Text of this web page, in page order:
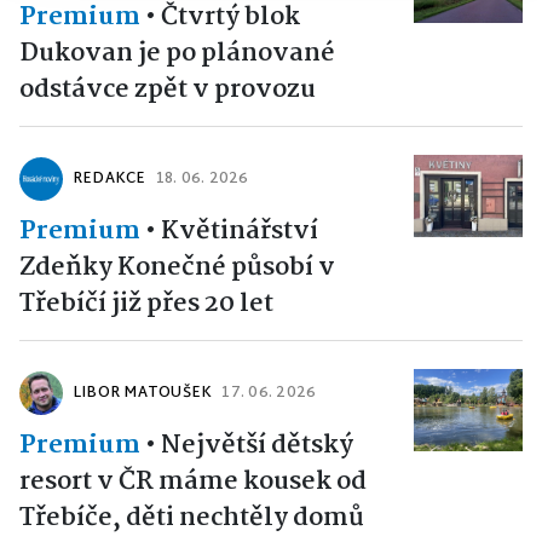
Premium •Čtvrtý blok
Dukovan je po plánované
odstávce zpět v provozu
REDAKCE 18. 06. 2026
Premium • Květinářství
Zdeňky Konečné působí v
Třebíčí již přes 20 let
LIBOR MATOUŠEK 17. 06. 2026
Premium • Největší dětský
resort v ČR máme kousek od
Třebíče, děti nechtěly domů